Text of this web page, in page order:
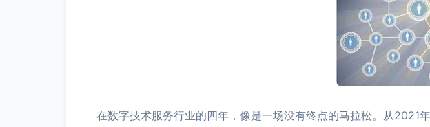
在数字技术服务行业的四年，像是一场没有终点的马拉松。从2021